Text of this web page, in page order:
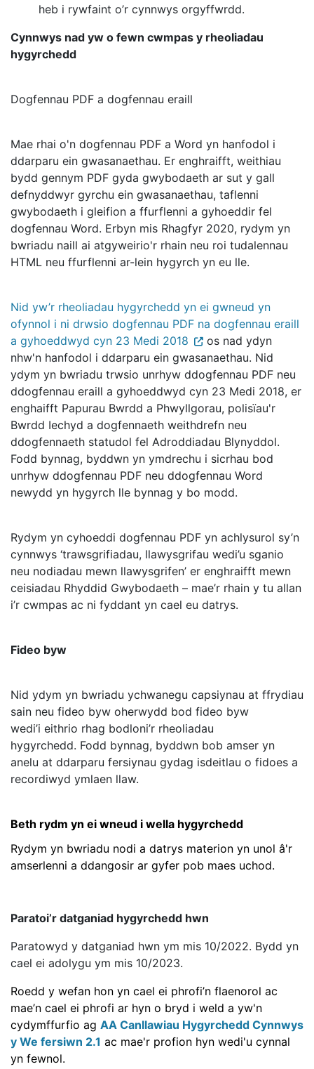
heb i rywfaint o’r cynnwys orgyffwrdd.
Cynnwys nad yw o fewn cwmpas y rheoliadau
hygyrchedd
Dogfennau PDF a dogfennau eraill
Mae rhai o'n dogfennau PDF a Word yn hanfodol i
ddarparu ein gwasanaethau. Er enghraifft, weithiau
bydd gennym PDF gyda gwybodaeth ar sut y gall
defnyddwyr gyrchu ein gwasanaethau, taflenni
gwybodaeth i gleifion a ffurflenni a gyhoeddir fel
dogfennau Word. Erbyn mis Rhagfyr 2020, rydym yn
bwriadu naill ai atgyweirio'r rhain neu roi tudalennau
HTML neu ffurflenni ar-lein hygyrch yn eu lle.
Nid yw’r rheoliadau hygyrchedd yn ei gwneud yn
ofynnol i ni drwsio dogfennau PDF na dogfennau eraill
a gyhoeddwyd cyn 23 Medi 2018
os nad ydyn
nhw'n hanfodol i ddarparu ein gwasanaethau. Nid
ydym yn bwriadu trwsio unrhyw ddogfennau PDF neu
ddogfennau eraill a gyhoeddwyd cyn 23 Medi 2018, er
enghaifft Papurau Bwrdd a Phwyllgorau, polisïau'r
Bwrdd Iechyd a dogfennaeth weithdrefn neu
ddogfennaeth statudol fel Adroddiadau Blynyddol.
Fodd bynnag, byddwn yn ymdrechu i sicrhau bod
unrhyw ddogfennau PDF neu ddogfennau Word
newydd yn hygyrch lle bynnag y bo modd.
Rydym yn cyhoeddi dogfennau PDF yn achlysurol sy’n
cynnwys ‘trawsgrifiadau, llawysgrifau wedi’u sganio
neu nodiadau mewn llawysgrifen’ er enghraifft mewn
ceisiadau Rhyddid Gwybodaeth – mae’r rhain y tu allan
i’r cwmpas ac ni fyddant yn cael eu datrys.
Fideo byw
Nid ydym yn bwriadu ychwanegu capsiynau at ffrydiau
sain neu fideo byw oherwydd bod fideo byw
wedi’i eithrio rhag bodloni’r rheoliadau
hygyrchedd. Fodd bynnag, byddwn bob amser yn
anelu at ddarparu fersiynau gydag isdeitlau o fidoes a
recordiwyd ymlaen llaw.
Beth rydm yn ei wneud i wella hygyrchedd
Rydym yn bwriadu nodi a datrys materion yn unol â'r
amserlenni a ddangosir ar gyfer pob maes uchod.
Paratoi’r datganiad hygyrchedd hwn
Paratowyd y datganiad hwn ym mis 10/2022. Bydd yn
cael ei adolygu ym mis 10/2023.
Roedd y wefan hon yn cael ei phrofi’n flaenorol ac
mae’n cael ei phrofi ar hyn o bryd i weld a yw'n
cydymffurfio ag AA Canllawiau Hygyrchedd Cynnwys
y We fersiwn 2.1 ac mae'r profion hyn wedi'u cynnal
yn fewnol.